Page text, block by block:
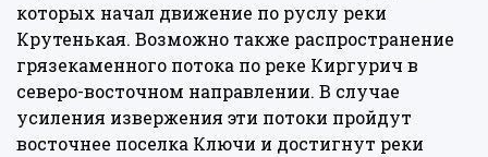
которых начал движение по руслу реки
Крутенькая. Возможно также распространение
грязекаменного потока по реке Киргурич в
северо-восточном направлении. В случае
усиления извержения эти потоки пройдут
восточнее поселка Ключи и достигнут реки